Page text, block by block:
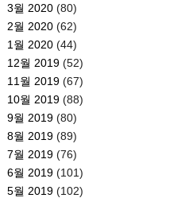
3월 2020(80)
2월 2020(62)
1월 2020(44)
12월 2019(52)
11월 2019(67)
10월 2019(88)
9월 2019(80)
8월 2019(89)
7월 2019(76)
6월 2019(101)
5월 2019(102)